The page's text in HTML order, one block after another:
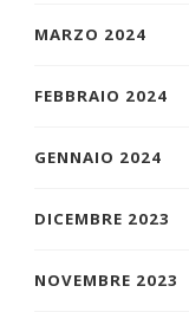
MARZO 2024
FEBBRAIO 2024
GENNAIO 2024
DICEMBRE 2023
NOVEMBRE 2023